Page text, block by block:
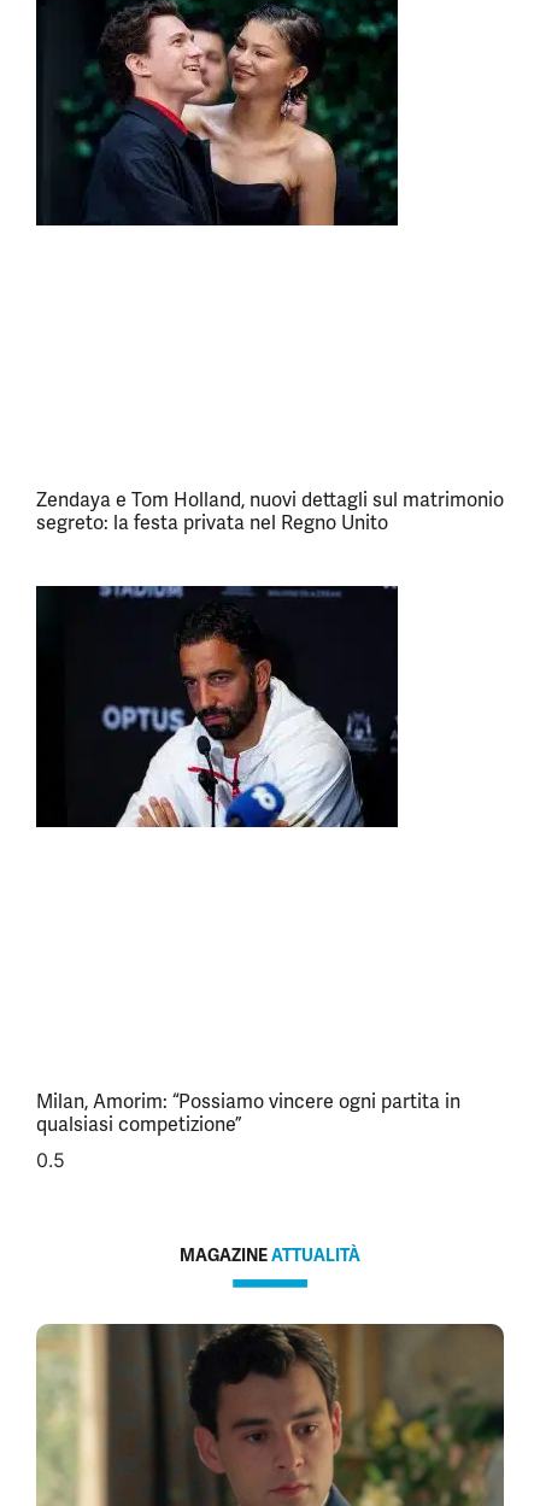
Zendaya e Tom Holland, nuovi dettagli sul matrimonio
segreto: la festa privata nel Regno Unito
Milan, Amorim: “Possiamo vincere ogni partita in
qualsiasi competizione”
MAGAZINEATTUALITÀ